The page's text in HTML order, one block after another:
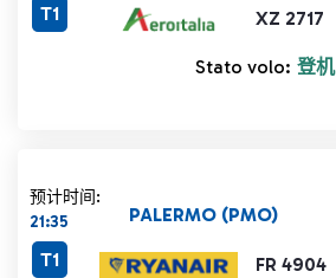
XZ 2717
T1
Stato volo: 登机
预计时间:
21:35
FR 4904
PALERMO (PMO)
T1